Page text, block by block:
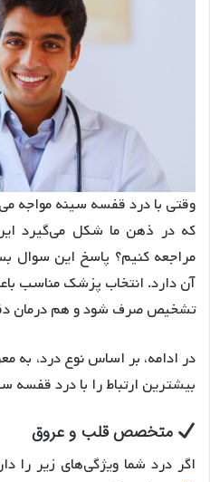
وقتی با درد قفسه سینه مواجه
که در ذهن ما شکل می‌گیرد
مراجعه کنیم؟ پاسخ این سوال
آن دارد. انتخاب پزشک مناسب
تشخیص صرف شود و هم درمان
در ادامه، بر اساس نوع درد،
بیشترین ارتباط را با درد قفسه
متخصص قلب و عروق
اگر درد شما ویژگی‌های زیر را